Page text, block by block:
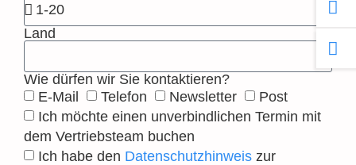
Land
Wie dürfen wir Sie kontaktieren?
E-Mail
Telefon Newsletter
Post
Ich möchte einen unverbindlichen Termin mit
dem Vertriebsteam buchen
Ich habe den Datenschutzhinweis zur